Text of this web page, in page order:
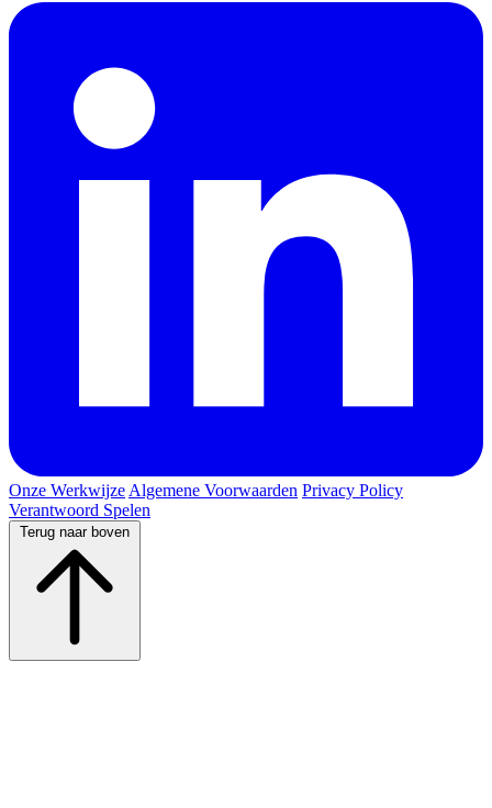
Onze Werkwijze Algemene Voorwaarden Privacy Policy
Verantwoord Spelen
Terug naar boven